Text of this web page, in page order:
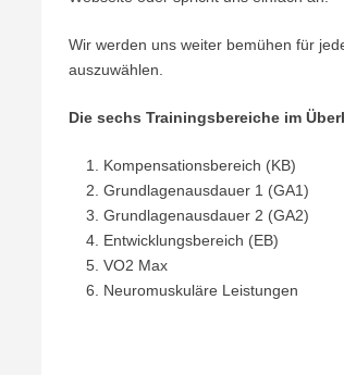
Wir werden uns weiter bemühen für
auszuwählen.
Die sechs Trainingsbereiche im
Kompensationsbereich (KB)
Grundlagenausdauer 1 (GA1)
Grundlagenausdauer 2 (GA2)
Entwicklungsbereich (EB)
VO2 Max
Neuromuskuläre Leistungen